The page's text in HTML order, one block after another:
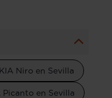
KIA Niro en Sevilla
Picanto en Sevilla